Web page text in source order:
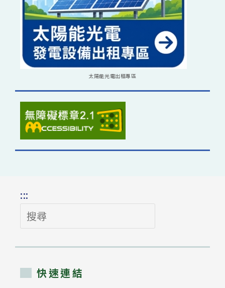
太陽能光電出租專區
:::
搜
尋
快速連結